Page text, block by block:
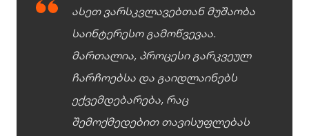
ასეთ ვარსკვლავებთან მუშაობა
საინტერესო გამოწვევაა.
მართალია, პროცესი გარკვეულ
ჩარჩოებსა და გაიდლაინებს
ექვემდებარება, რაც
შემოქმედებით თავისუფლებას